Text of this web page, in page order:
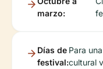
marzo:
Días de
festival:
Para
cultural